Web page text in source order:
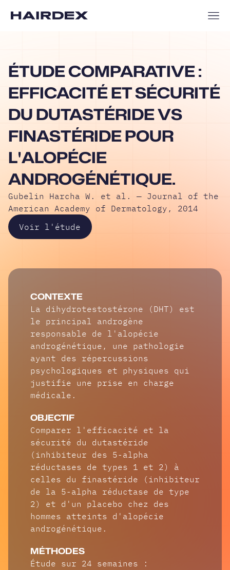
ÉTUDE COMPARATIVE :
EFFICACITÉ ET SÉCURITÉ
DU DUTASTÉRIDE VS
FINASTÉRIDE POUR
L'ALOPÉCIE
ANDROGÉNÉTIQUE.
Gubelin Harcha W. et al. — Journal of the
American Academy of Dermatology, 2014
Voir l'étude
CONTEXTE
La dihydrotestostérone (DHT) est
le principal androgène
responsable de l'alopécie
androgénétique, une pathologie
ayant des répercussions
psychologiques et physiques qui
justifie une prise en charge
médicale.
OBJECTIF
Comparer l'efficacité et la
sécurité du dutastéride
(inhibiteur des 5-alpha
réductases de types 1 et 2) à
celles du finastéride (inhibiteur
de la 5-alpha réductase de type
2) et d'un placebo chez des
hommes atteints d'alopécie
androgénétique.
MÉTHODES
Étude sur 24 semaines :